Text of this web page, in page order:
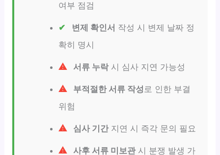
여부 점검
변제 확인서 작성 시 변제 날짜 정
확히 명시
서류 누락시 심사 지연 가능성
부적절한 서류 작성로 인한 부결
위험
심사 기간지연 시 즉각 문의 필요
사후 서류 미보관시 분쟁 발생 가